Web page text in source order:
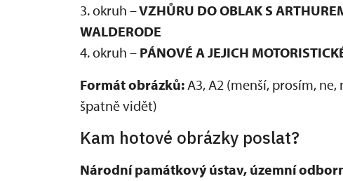
3. okruh –VZHŮRU DO OBLAK S
WALDERODE
4. okruh – PÁNOVÉ A JEJICH
Formát obrázků: A3, A2 (menší, prosím,
špatně vidět)
Kam hotové obrázky poslat?
Národní památkový ústav, územní